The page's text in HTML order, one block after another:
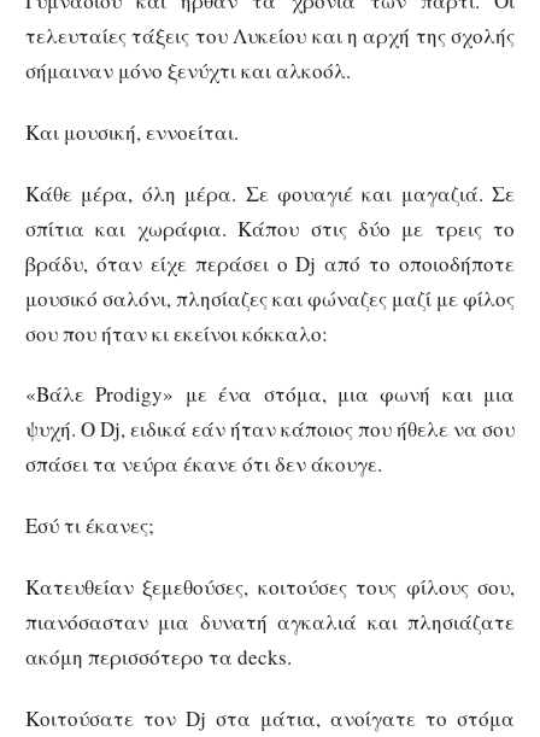
τελευταίες τάξεις του Λυκείου και η αρχή της σχολής
σήμαιναν μόνο ξενύχτι και αλκοόλ.
Και μουσική, εννοείται.
Κάθε μέρα, όλη μέρα. Σε φουαγιέ και μαγαζιά. Σε
σπίτια και χωράφια. Κάπου στις δύο με τρεις το
βράδυ, όταν είχε περάσει ο Dj από το οποιοδήποτε
μουσικό σαλόνι, πλησίαζες και φώναζες μαζί με φίλος
σου που ήταν κι εκείνοι κόκκαλο:
«Βάλε Prodigy» με ένα στόμα, μια φωνή και μια
ψυχή. Ο Dj, ειδικά εάν ήταν κάποιος που ήθελε να σου
σπάσει τα νεύρα έκανε ότι δεν άκουγε.
Εσύ τι έκανες;
Κατευθείαν ξεμεθούσες, κοιτούσες τους φίλους σου,
πιανόσασταν μια δυνατή αγκαλιά και πλησιάζατε
ακόμη περισσότερο τα decks.
Κοιτούσατε τον Dj στα μάτια, ανοίγατε το στόμα